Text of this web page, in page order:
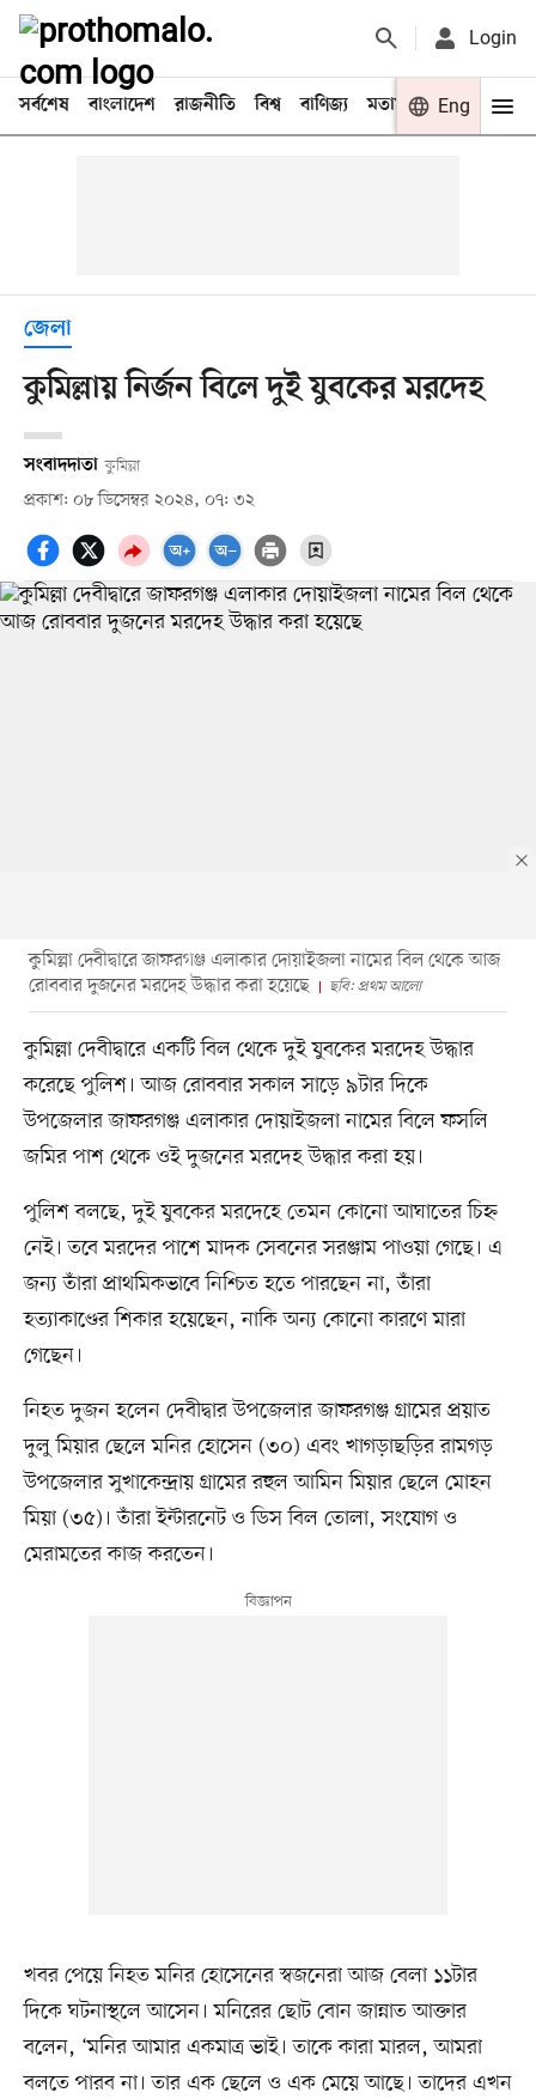
Login
সর্বশেষ বাংলাদেশ রাজনীতি বিশ্ব বাণিজ্য মতামত খেলা
Eng
জেলা
কুমিল্লায় নির্জন বিলে দুই যুবকের মরদেহ
সংবাদদাতা কুমিল্লা
প্রকাশ: ০৮ ডিসেম্বর ২০২৪, ০৭: ৩২
কুমিল্লা দেবীদ্বারে জাফরগঞ্জ এলাকার দোয়াইজলা নামের বিল থেকে আজ
রোববার দুজনের মরদেহ উদ্ধার করা হয়েছে
ছবি: প্রথম আলো
কুমিল্লা দেবীদ্বারে একটি বিল থেকে দুই যুবকের মরদেহ উদ্ধার
করেছে পুলিশ। আজ রোববার সকাল সাড়ে ৯টার দিকে
উপজেলার জাফরগঞ্জ এলাকার দোয়াইজলা নামের বিলে ফসলি
জমির পাশ থেকে ওই দুজনের মরদেহ উদ্ধার করা হয়।
পুলিশ বলছে, দুই যুবকের মরদেহে তেমন কোনো আঘাতের চিহ্ন
নেই। তবে মরদের পাশে মাদক সেবনের সরঞ্জাম পাওয়া গেছে। এ
জন্য তাঁরা প্রাথমিকভাবে নিশ্চিত হতে পারছেন না, তাঁরা
হত্যাকাণ্ডের শিকার হয়েছেন, নাকি অন্য কোনো কারণে মারা
গেছেন।
নিহত দুজন হলেন দেবীদ্বার উপজেলার জাফরগঞ্জ গ্রামের প্রয়াত
দুলু মিয়ার ছেলে মনির হোসেন (৩০) এবং খাগড়াছড়ির রামগড়
উপজেলার সুখাকেন্দ্রায় গ্রামের রহুল আমিন মিয়ার ছেলে মোহন
মিয়া (৩৫)। তাঁরা ইন্টারনেট ও ডিস বিল তোলা, সংযোগ ও
মেরামতের কাজ করতেন।
খবর পেয়ে নিহত মনির হোসেনের স্বজনেরা আজ বেলা ১১টার
দিকে ঘটনাস্থলে আসেন। মনিরের ছোট বোন জান্নাত আক্তার
বলেন, ‘মনির আমার একমাত্র ভাই। তাকে কারা মারল, আমরা
বলতে পারব না। তার এক ছেলে ও এক মেয়ে আছে। তাদের এখন